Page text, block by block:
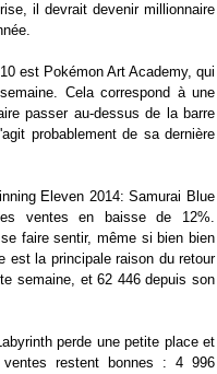
il devrait devenir millionnaire
est Pokémon Art Academy, qui
Cela correspond à une
passer au-dessus de la barre
probablement de sa dernière
Eleven 2014: Samurai Blue
ventes en baisse de 12%.
faire sentir, même si bien bien
est la principale raison du retour
semaine, et 62 446 depuis son
perde une petite place et
restent bonnes : 4 996